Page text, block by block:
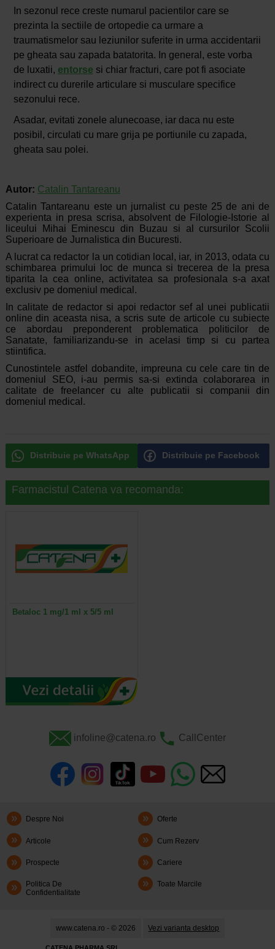
In sezonul rece creste numarul pacientilor care se
prezinta la sectiile de ortopedie ca urmare a
traumatismelor sau leziunilor suferite in urma accidentarii
pe gheata sau zapada batatorita. In general, este vorba
de luxatii, entorse si chiar fracturi, care pot fi asociate
indirect cu durerile articulare si musculare specifice
sezonului rece.
Asadar, evitati zonele alunecoase, iar daca nu este
posibil, circulati cu mare grija pe portiunile cu zapada,
gheata sau polei.
Autor: Catalin Tantareanu
Catalin Tantareanu este un jurnalist cu peste 25 de ani de
experienta in presa scrisa, absolvent de Filologie-Istorie al
liceului Mihai Eminescu din Buzau si al cursurilor Scolii
Superioare de Jurnalistica din Bucuresti.
A lucrat ca redactor la un cotidian local, iar, in 2013, odata cu
schimbarea primului loc de munca si trecerea de la presa
tiparita la cea online, activitatea sa profesionala s-a axat
exclusiv pe domeniul medical.
In calitate de redactor si apoi redactor sef al unei publicatii
online din aceasta nisa, a scris sute de articole cu subiecte
ce abordau preponderent problematica politicilor de
Sanatate, familiarizandu-se in acelasi timp si cu partea
stiintifica.
Cunostintele astfel dobandite, impreuna cu cele care tin de
domeniul SEO, i-au permis sa-si extinda colaborarea in
calitate de freelancer cu alte publicatii si companii din
domeniul medical.
Distribuie pe WhatsApp Distribuie pe Facebook
Farmacistul Catena va recomanda:
Betaloc 1 mg/1 ml x 5/5 ml
infoline@catena.ro CallCenter
Despre Noi Oferte
Articole Cum Rezerv
Prospecte Cariere
Politica De
Confidentialitate
Toate Marcile
www.catena.ro - © 2026 Vezi varianta desktop